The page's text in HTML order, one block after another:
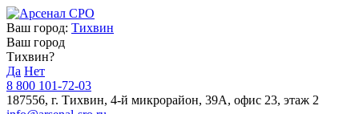
Ваш город: Тихвин
Ваш город
Тихвин?
Да Нет
8 800 101-72-03
187556, г. Тихвин, 4-й микрорайон, 39А, офис 23, этаж 2